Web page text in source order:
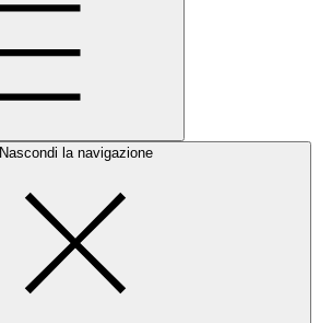
Nascondi la navigazione